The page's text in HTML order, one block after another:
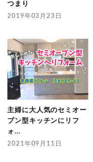
つまり
2019年03月23日
主婦に大人気のセミオー
プン型キッチンにリフ
ォ...
2021年09月11日